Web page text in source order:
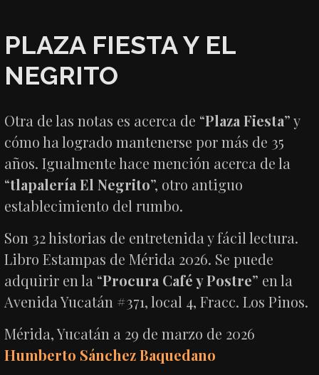
PLAZA FIESTA Y EL
NEGRITO
Otra de las notas es acerca de “Plaza Fiesta” y
cómo ha logrado mantenerse por más de 35
años. Igualmente hace mención acerca de la
“tlapalería El Negrito”, otro antiguo
establecimiento del rumbo.
Son 32 historias de entretenida y fácil lectura.
Libro Estampas de Mérida 2026. Se puede
adquirir en la “Procura Café y Postre” en la
Avenida Yucatán #371, local 4, Fracc. Los Pinos.
Mérida, Yucatán a 29 de marzo de 2026
Humberto Sánchez Baquedano